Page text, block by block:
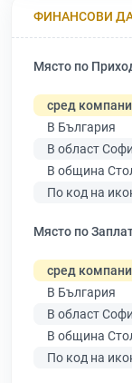
ФИНАНСОВИ
Място по
сред
В България
В област
В община
По код на
Място по
сред
В България
В област
В община
По код на